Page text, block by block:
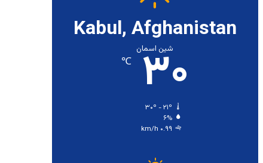
Kabul, Afghanistan
شین اسمان
۳۰ ℃
۶%
۰.۹۹ km/h